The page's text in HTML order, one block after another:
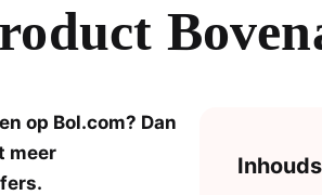
op Bol.com? Dan
meer